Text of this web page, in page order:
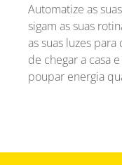
Automatize as
sigam as suas
as suas luzes
de chegar a casa
poupar energia